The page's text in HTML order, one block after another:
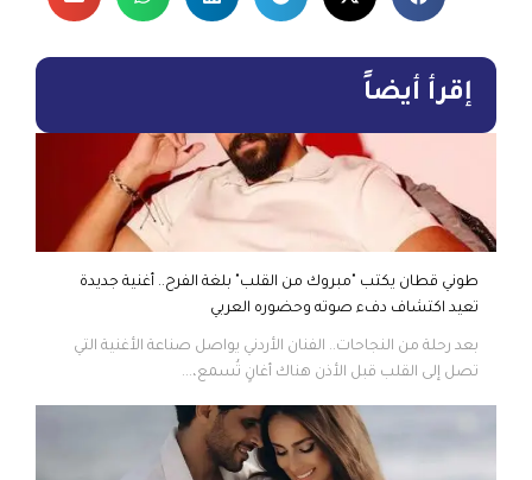
إقرأ أيضاً
طوني قطان يكتب "مبروك من القلب" بلغة الفرح.. أغنية جديدة
تعيد اكتشاف دفء صوته وحضوره العربي
بعد رحلة من النجاحات.. الفنان الأردني يواصل صناعة الأغنية التي
تصل إلى القلب قبل الأذن هناك أغانٍ تُسمع،...